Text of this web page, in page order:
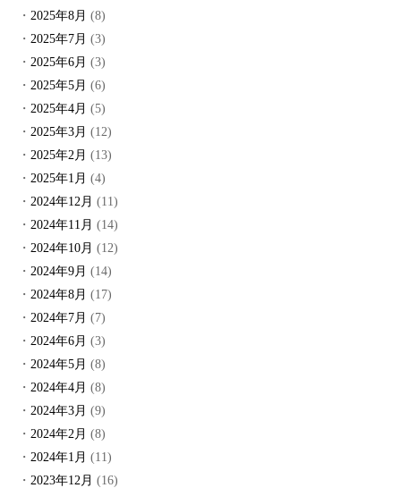
2025年8月 (8)
2025年7月 (3)
2025年6月 (3)
2025年5月 (6)
2025年4月 (5)
2025年3月 (12)
2025年2月 (13)
2025年1月 (4)
2024年12月 (11)
2024年11月 (14)
2024年10月 (12)
2024年9月 (14)
2024年8月 (17)
2024年7月 (7)
2024年6月 (3)
2024年5月 (8)
2024年4月 (8)
2024年3月 (9)
2024年2月 (8)
2024年1月 (11)
2023年12月 (16)